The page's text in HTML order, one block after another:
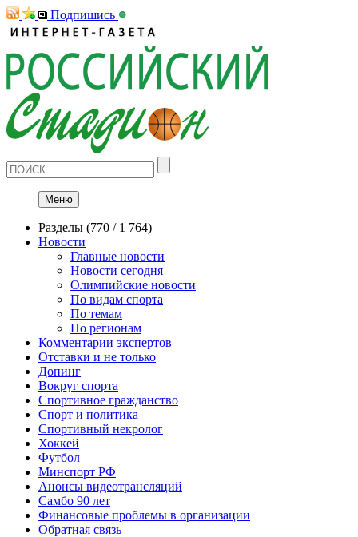
Подпишись
Меню
Разделы (770 / 1 764)
Новости
Главные новости
Новости сегодня
Олимпийские новости
По видам спорта
По темам
По регионам
Комментарии экспертов
Отставки и не только
Допинг
Вокруг спорта
Спортивное гражданство
Спорт и политика
Спортивный некролог
Хоккей
Футбол
Минспорт РФ
Анонсы видеотрансляций
Самбо 90 лет
Финансовые проблемы в организации
Обратная связь